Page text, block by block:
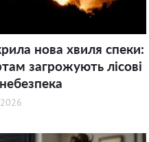
нова хвиля спеки:
загрожують лісові